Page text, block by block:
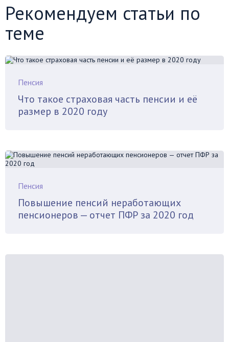
Рекомендуем статьи по
теме
Пенсия
Что такое страховая часть пенсии и её
размер в 2020 году
Пенсия
Повышение пенсий неработающих
пенсионеров — отчет ПФР за 2020 год